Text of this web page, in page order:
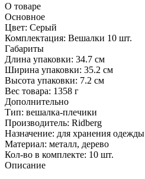
О товаре
Основное
Цвет: Серый
Комплектация: Вешалки 10 шт.
Габариты
Длина упаковки: 34.7 см
Ширина упаковки: 35.2 см
Высота упаковки: 7.2 см
Вес товара: 1358 г
Дополнительно
Тип: вешалка-плечики
Производитель: Ridberg
Назначение: для хранения одежды
Материал: металл, дерево
Кол-во в комплекте: 10 шт.
Описание